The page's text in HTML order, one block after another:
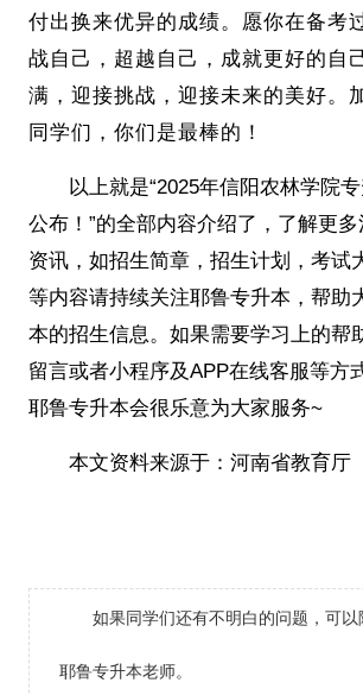
付出换来优异的成绩。愿你在备考
战自己，超越自己，成就更好的自
满，迎接挑战，迎接未来的美好。
同学们，你们是最棒的！
以上就是“2025年信阳农林学院
公布！”的全部内容介绍了 ，了解更
资讯，如招生简章，招生计划，考试
等内容请持续关注耶鲁专升本，帮助
本的招生信息。如果需要学习上的帮
留言或者小程序及APP在线客服等方
耶鲁专升本会很乐意为大家服务~
本文资料来源于：河南省教育厅
如果同学们还有不明白的问题，可以
耶鲁专升本老师。